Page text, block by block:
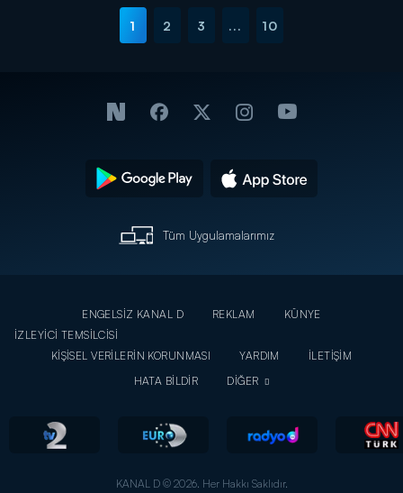
1 2 3 ... 10
Tüm Uygulamalarımız
ENGELSİZ KANAL D REKLAM
KÜNYE
İZLEYİCİ TEMSİLCİSİ
KİŞİSEL VERİLERİN KORUNMASI
YARDIM
İLETİŞİM
HATA BİLDİR
DİĞER
KANAL D © 2026. Her Hakkı Saklıdır.